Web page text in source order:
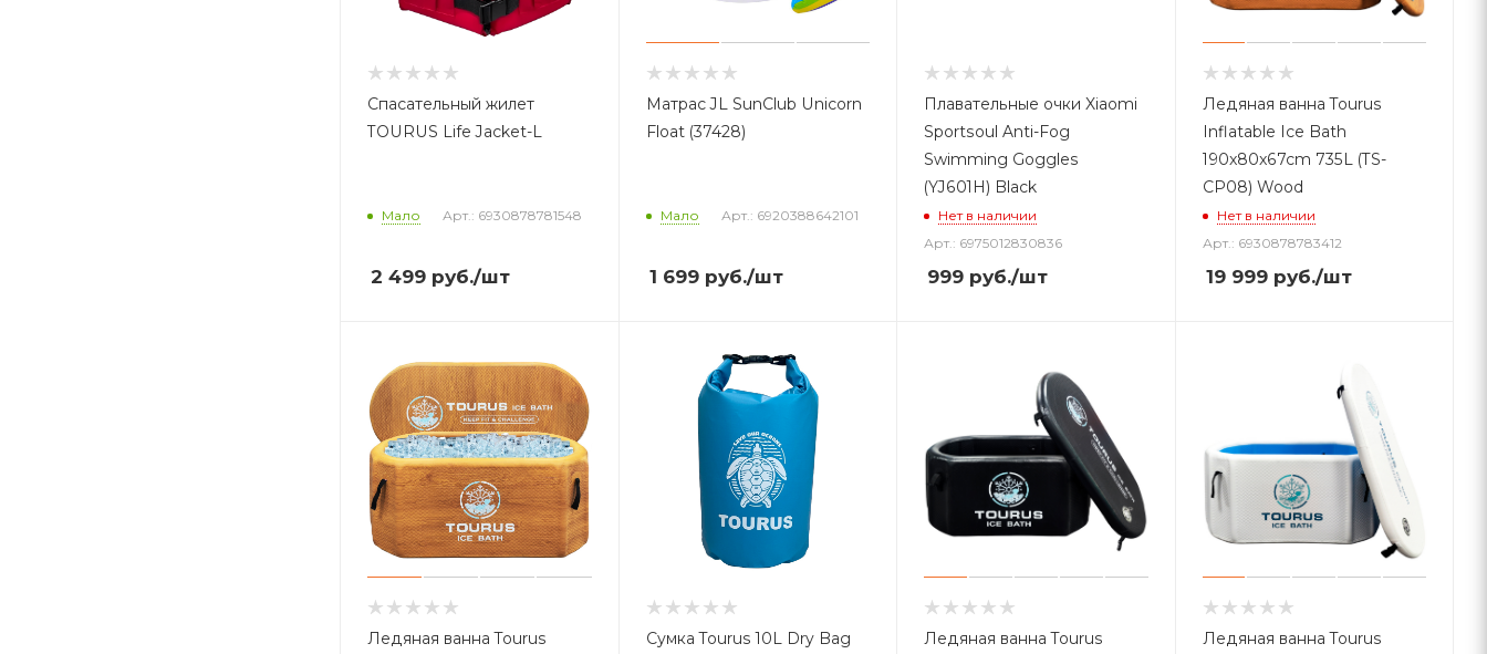
Спасательный жилет
TOURUS Life Jacket-L
Мало Арт.: 6930878781548
2 499 руб./шт
Матрас JL SunClub Unicorn
Float (37428)
Мало Арт.: 6920388642101
1 699руб./шт
Плавательные очки Xiaomi
Sportsoul Anti-Fog
Swimming Goggles
(YJ601H) Black
Нет в наличии
Арт.: 6975012830836
999 руб./шт
Ледяная ванна Tourus
Inflatable Ice Bath
190x80x67cm 735L (TS-
CP08) Wood
Нет в наличии
Арт.: 6930878783412
19 999руб./шт
Ледяная ванна Tourus
Сумка Tourus 10L Dry Bag
Ледяная ванна Tourus
Ледяная ванна Tourus